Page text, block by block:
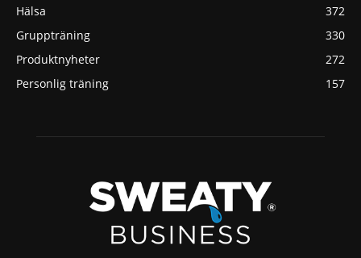
Hälsa
372
Gruppträning
330
Produktnyheter
272
Personlig träning
157